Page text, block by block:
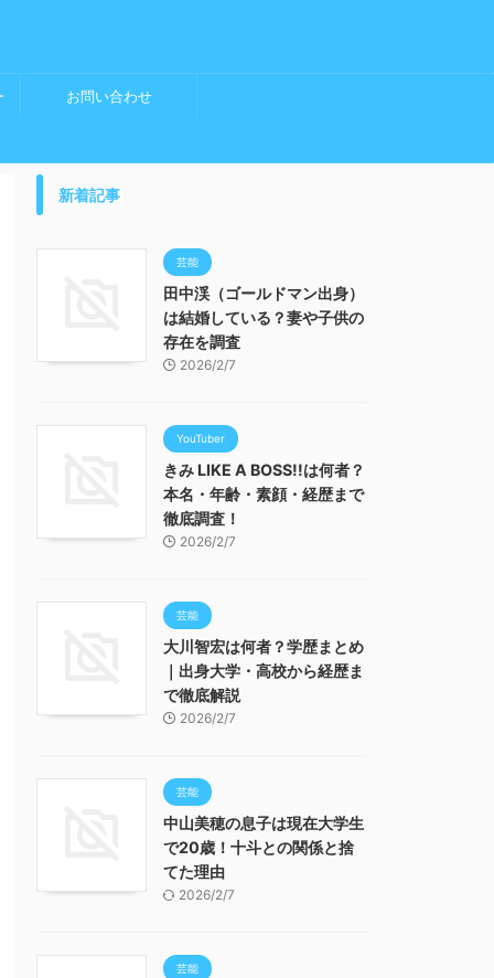
お問い合わせ
新着記事
芸能
田中渓（ゴールドマン出身）
は結婚している？妻や子供の
存在を調査
2026/2/7
YouTuber
きみ LIKE A BOSS!!は何者？
本名・年齢・素顔・経歴まで
徹底調査！
2026/2/7
芸能
大川智宏は何者？学歴まとめ
｜出身大学・高校から経歴ま
で徹底解説
2026/2/7
芸能
中山美穂の息子は現在大学生
で20歳！十斗との関係と捨
てた理由
2026/2/7
芸能